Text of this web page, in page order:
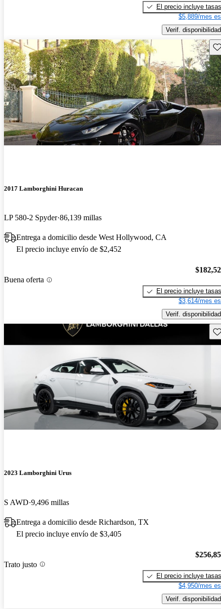
El precio incluye tasas
$5,889/mes
Verif. disponibilidad
2017 Lamborghini Huracan
LP 580-2 Spyder 86,139 millas
Entrega a domicilio desde West Hollywood, CA
El precio incluye envío de $2,452
Buena oferta
El precio incluye tasas
$3,614/mes
Verif. disponibilidad
2023 Lamborghini Urus
S AWD 9,496 millas
Entrega a domicilio desde Richardson, TX
El precio incluye envío de $3,405
Trato justo
El precio incluye tasas
$4,950/mes
Verif. disponibilidad